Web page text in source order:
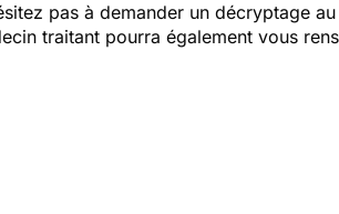
pas à demander un décryptage
traitant pourra également vous